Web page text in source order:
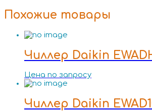
Похожие товары
Чиллер Daikin
Цена по запросу
Чиллер Daikin